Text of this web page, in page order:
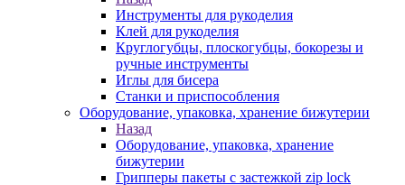
Инструменты для рукоделия
Клей для рукоделия
Круглогубцы, плоскогубцы, бокорезы и
ручные инструменты
Иглы для бисера
Станки и приспособления
Оборудование, упаковка, хранение бижутерии
Назад
Оборудование, упаковка, хранение
бижутерии
Грипперы пакеты с застежкой zip lock